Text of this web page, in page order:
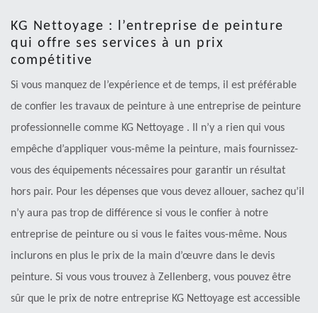
KG Nettoyage : l’entreprise de peinture
qui offre ses services à un prix
compétitive
Si vous manquez de l’expérience et de temps, il est préférable
de confier les travaux de peinture à une entreprise de peinture
professionnelle comme KG Nettoyage . Il n’y a rien qui vous
empêche d’appliquer vous-même la peinture, mais fournissez-
vous des équipements nécessaires pour garantir un résultat
hors pair. Pour les dépenses que vous devez allouer, sachez qu’il
n’y aura pas trop de différence si vous le confier à notre
entreprise de peinture ou si vous le faites vous-même. Nous
inclurons en plus le prix de la main d’œuvre dans le devis
peinture. Si vous vous trouvez à Zellenberg, vous pouvez être
sûr que le prix de notre entreprise KG Nettoyage est accessible